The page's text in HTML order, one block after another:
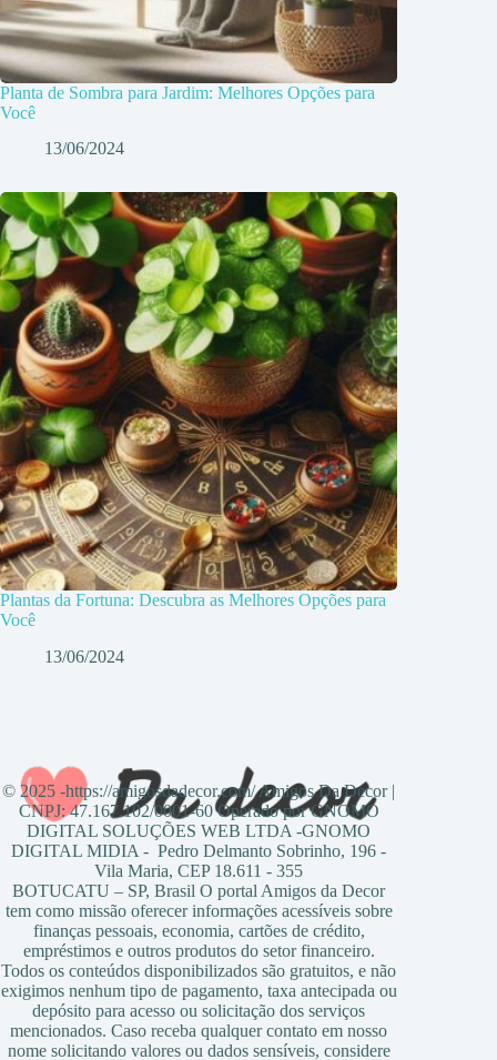
Planta de Sombra para Jardim: Melhores Opções para
Você
13/06/2024
Plantas da Fortuna: Descubra as Melhores Opções para
Você
13/06/2024
© 2025 -https://amigosdadecor.com/ Amigos Da Decor |
CNPJ: 47.167.102/0001-60 Operado por GNOMO
DIGITAL SOLUÇÕES WEB LTDA -GNOMO
DIGITAL MIDIA - Pedro Delmanto Sobrinho, 196 -
Vila Maria, CEP 18.611 - 355
BOTUCATU – SP, Brasil O portal Amigos da Decor
tem como missão oferecer informações acessíveis sobre
finanças pessoais, economia, cartões de crédito,
empréstimos e outros produtos do setor financeiro.
Todos os conteúdos disponibilizados são gratuitos, e não
exigimos nenhum tipo de pagamento, taxa antecipada ou
depósito para acesso ou solicitação dos serviços
mencionados. Caso receba qualquer contato em nosso
nome solicitando valores ou dados sensíveis, considere